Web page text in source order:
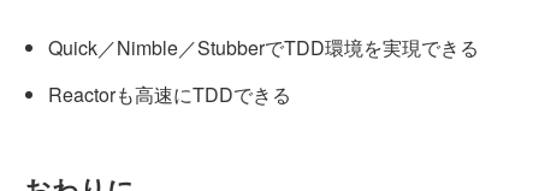
Quick／Nimble／StubberでTDD環境を実現できる
Reactorも高速にTDDできる